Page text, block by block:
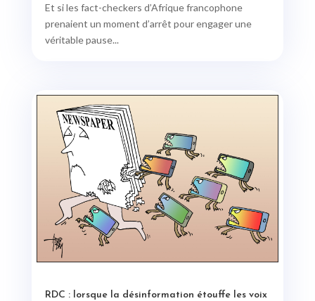
Et si les fact-checkers d’Afrique francophone
prenaient un moment d’arrêt pour engager une
véritable pause...
RDC : lorsque la désinformation étouffe les voix